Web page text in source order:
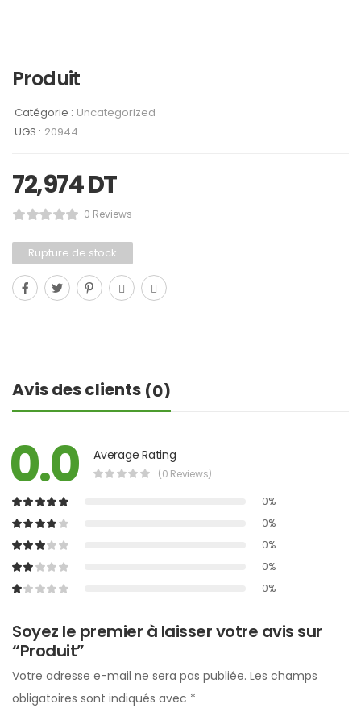
Produit
Catégorie : Uncategorized
UGS : 20944
72,974DT
0 Reviews
Rupture de stock
Avis des clients (0)
0.0 Average Rating
(0 Reviews)
0%
0%
0%
0%
0%
Soyez le premier à laisser votre avis sur
“Produit”
Votre adresse e-mail ne sera pas publiée. Les champs
obligatoires sont indiqués avec *